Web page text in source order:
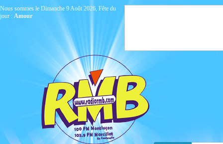
Nous sommes le Dimanche 9 Août 2026, Fête du
jour : Amour